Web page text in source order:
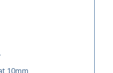
10mm